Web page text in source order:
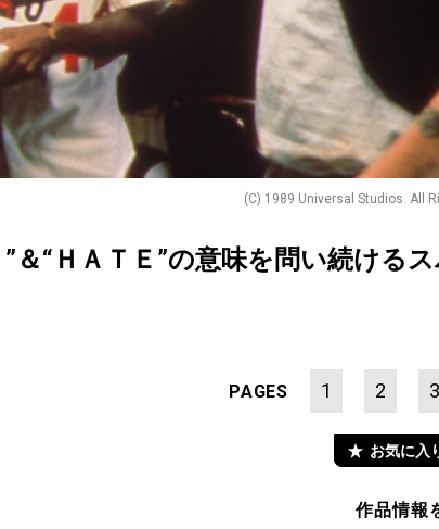
(C) 1989 Universal Studios. All
＆“ＨＡＴＥ”の意味を問い続ける
PAGES 1 2 3
お気に入
作品情報